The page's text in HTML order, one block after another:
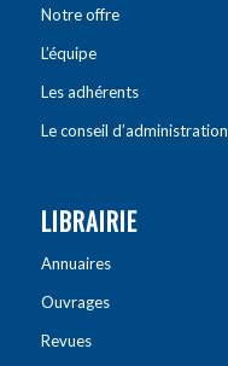
Notre offre
L’équipe
Les adhérents
Le conseil d’administration
LIBRAIRIE
Annuaires
Ouvrages
Revues